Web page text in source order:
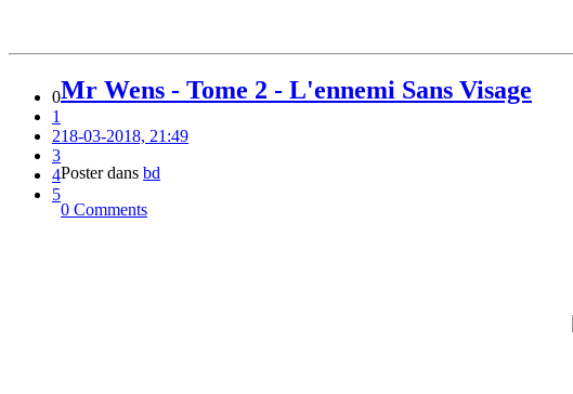
0
1
2
3
4
5
Mr Wens - Tome 2 - L'ennemi Sans Visage
18-03-2018, 21:49
Poster dans bd
0 Comments